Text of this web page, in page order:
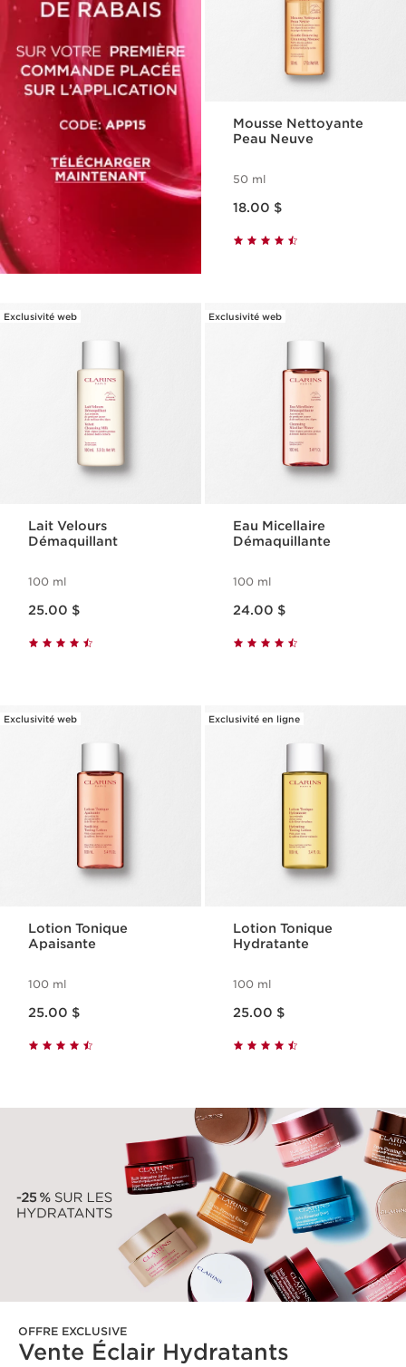
Mousse Nettoyante
Peau Neuve
50 ml
18.00 $
Exclusivité web
Lait Velours
Démaquillant
100 ml
25.00 $
Exclusivité web
Eau Micellaire
Démaquillante
100 ml
24.00 $
Exclusivité web
Lotion Tonique
Apaisante
100 ml
25.00 $
Exclusivité en ligne
Lotion Tonique
Hydratante
100 ml
25.00 $
OFFRE EXCLUSIVE
Vente Éclair Hydratants